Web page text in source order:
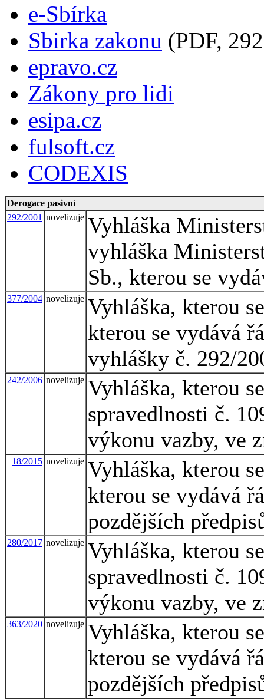
e-Sbírka
Sbirka zakonu (PDF,
epravo.cz
Zákony pro lidi
esipa.cz
fulsoft.cz
CODEXIS
Derogace pasivní
292/2001 novelizuje Vyhláška
vyhláška
Sb., kterou se
377/2004 novelizuje Vyhláška, kterou
kterou se vydává
vyhlášky č. 292/
242/2006 novelizuje Vyhláška, kterou
spravedlnosti č.
výkonu vazby, ve
18/2015 novelizuje Vyhláška, kterou
kterou se vydává
pozdějších
280/2017 novelizuje Vyhláška, kterou
spravedlnosti č.
výkonu vazby, ve
363/2020 novelizuje Vyhláška, kterou
kterou se vydává
pozdějších